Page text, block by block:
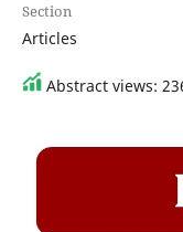
Section
Articles
Abstract views: